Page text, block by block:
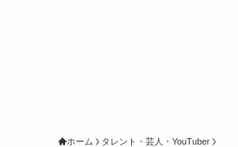
ホーム タレント・芸人・YouTuber